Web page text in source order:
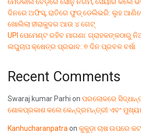
ମେଡିକାଲ ବେଡ଼ରେ ସୋନୁ ନିଗମ, ସେୟାର କଲେ
ଦିନରେ ଅଫିସ୍, ରାତିରେ ଫୁଡ୍ ଡେଲିଭରି: ଲୁହ
ଖୋଲିଲା ହୀରାକୁଦର ଆଉ ୪ ଗେଟ୍
UPI ପେମେଣ୍ଟ ରହିବ ମାଗଣା: ଗ୍ରାହକଙ୍କଠାରୁ
ଲଘୁଚାପ କ୍ଷେତ୍ର ପ୍ରଭାବ: ୭ ଦିନ ପ୍ରବଳ ବର୍ଷା
Recent Comments
Swaraj kumar Parhi on ପରଲୋକରେ
ଶୋକପ୍ରକାଶ କଲେ କେନ୍ଦ୍ରମନ୍ତ୍ରୀ ଏବଂ
Kanhucharanpatra on କୁକୁଡ଼ା ଚାଷ ଉପରେ